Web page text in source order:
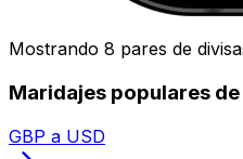
Mostrando 8 pares de
Maridajes populares
GBP a USD